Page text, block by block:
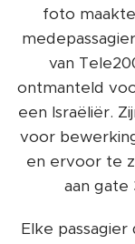
foto
van
ontmanteld
een Israëliër.
voor
en ervoor te
aan gate
Elke